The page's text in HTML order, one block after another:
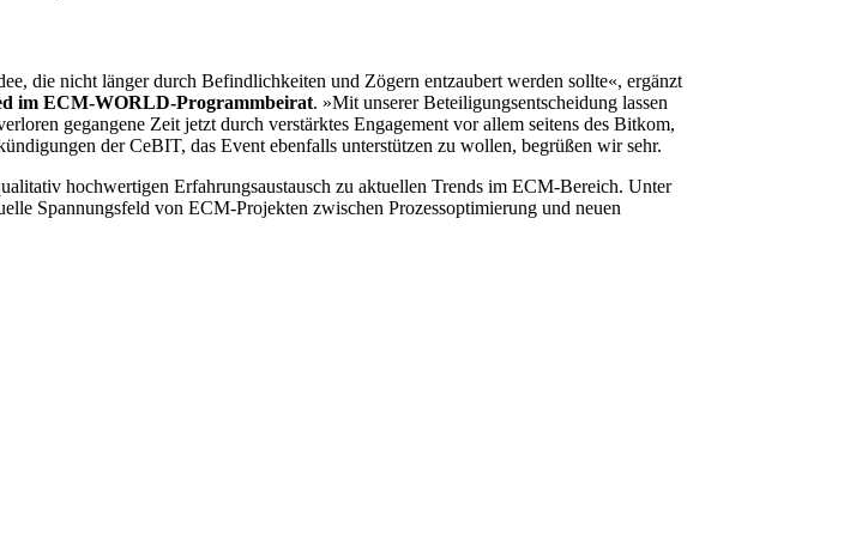
die nicht länger durch Befindlichkeiten und Zögern entzaubert werden sollte«, ergänzt
im ECM-WORLD-Programmbeirat. »Mit unserer Beteiligungsentscheidung lassen
gegangene Zeit jetzt durch verstärktes Engagement vor allem seitens des Bitkom,
der CeBIT, das Event ebenfalls unterstützen zu wollen, begrüßen wir sehr.
hochwertigen Erfahrungsaustausch zu aktuellen Trends im ECM-Bereich. Unter
Spannungsfeld von ECM-Projekten zwischen Prozessoptimierung und neuen